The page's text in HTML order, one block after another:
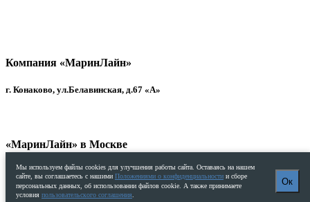
Компания «МаринЛайн»
г. Конаково, ул.Белавинская, д.67 «А»
«МаринЛайн» в Москве
Севастопольский пр-т, дом 9 / копр.2, помещ.2, офис 1
Мы используем файлы cookies для улучшения работы сайта. Оставаясь на нашем
сайте, вы соглашаетесь с нашими Положениями о конфиденциальности и сборе
персональных данных, об использовании файлов cookie. А также принимаете
условия пользовательского соглашения
Ок